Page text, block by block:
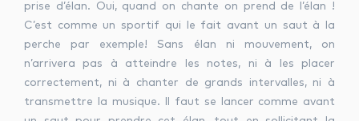
prise d’élan. Oui, quand on chante on prend de l’élan !
C’est comme un sportif qui le fait avant un saut à la
perche par exemple! Sans élan ni mouvement, on
n’arrivera pas à atteindre les notes, ni à les placer
correctement, ni à chanter de grands intervalles, ni à
transmettre la musique. Il faut se lancer comme avant